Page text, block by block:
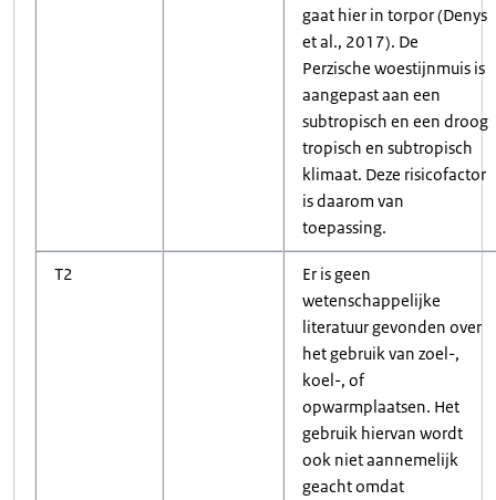
gaat hier in torpor (Denys
et al., 2017). De
Perzische woestijnmuis is
aangepast aan een
subtropisch en een droog
tropisch en subtropisch
klimaat. Deze risicofactor
is daarom van
toepassing.
T2
Er is geen
wetenschappelijke
literatuur gevonden over
het gebruik van zoel-,
koel-, of
opwarmplaatsen. Het
gebruik hiervan wordt
ook niet aannemelijk
geacht omdat